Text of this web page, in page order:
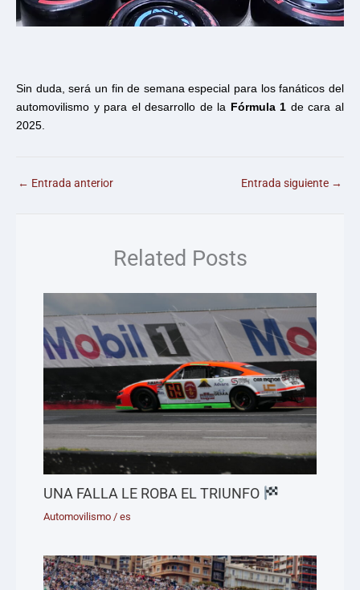
Sin duda, será un fin de semana especial para los fanáticos del
automovilismo y para el desarrollo de la
Fórmula 1 de cara al
2025.
← Entrada anterior Entrada siguiente →
Related Posts
UNA FALLA LE ROBA EL TRIUNFO
Automovilismo /es